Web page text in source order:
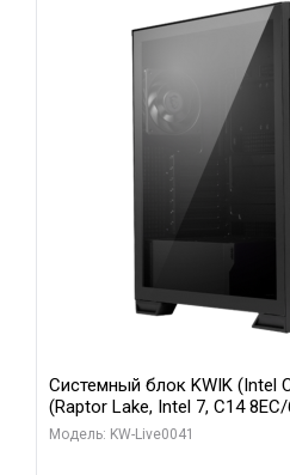
Системный блок KWIK (Intel
(Raptor Lake, Intel 7, C14
модуля)/ Palit RTX5080
Модель: KW-Live0041